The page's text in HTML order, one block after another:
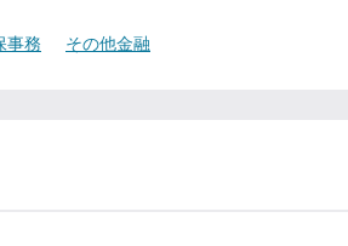
事務 その他金融